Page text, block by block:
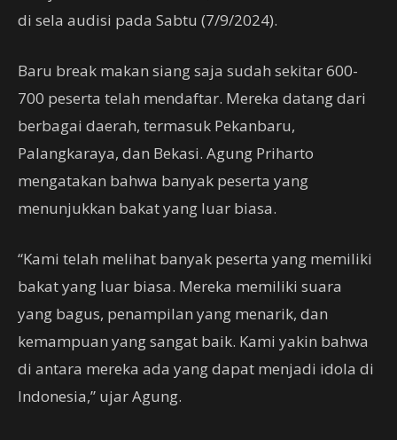
di sela audisi pada Sabtu (7/9/2024).
Baru break makan siang saja sudah sekitar 600-
700 peserta telah mendaftar. Mereka datang dari
berbagai daerah, termasuk Pekanbaru,
Palangkaraya, dan Bekasi. Agung Priharto
mengatakan bahwa banyak peserta yang
menunjukkan bakat yang luar biasa.
“Kami telah melihat banyak peserta yang memiliki
bakat yang luar biasa. Mereka memiliki suara
yang bagus, penampilan yang menarik, dan
kemampuan yang sangat baik. Kami yakin bahwa
di antara mereka ada yang dapat menjadi idola di
Indonesia,” ujar Agung.